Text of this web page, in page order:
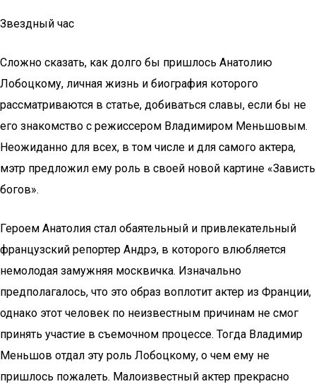
Звездный час
Сложно сказать, как долго бы пришлось Анатолию
Лобоцкому, личная жизнь и биография которого
рассматриваются в статье, добиваться славы, если бы не
его знакомство с режиссером Владимиром Меньшовым.
Неожиданно для всех, в том числе и для самого актера,
мэтр предложил ему роль в своей новой картине «Зависть
богов».
Героем Анатолия стал обаятельный и привлекательный
французский репортер Андрэ, в которого влюбляется
немолодая замужняя москвичка. Изначально
предполагалось, что это образ воплотит актер из Франции,
однако этот человек по неизвестным причинам не смог
принять участие в съемочном процессе. Тогда Владимир
Меньшов отдал эту роль Лобоцкому, о чем ему не
пришлось пожалеть. Малоизвестный актер прекрасно